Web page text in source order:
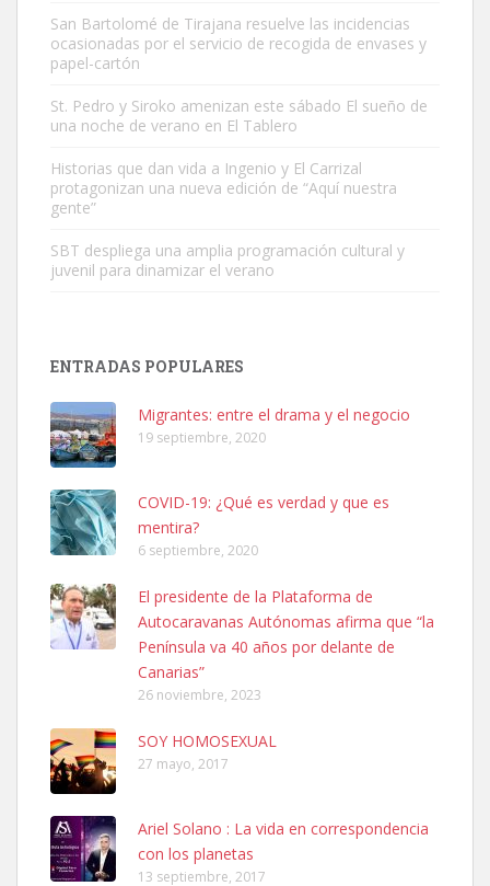
Adopción urgente
Busco adopción responsable para mi perra. Pastor alemán,
Leales.org » Gran Canaria
| 6.7.2025
SHIBA PERDIDO AVDA JOSE MESA Y LOPEZ
PERRO MACHO RAZA SHIBA CON MICROCHIP PERDIDO HOY
Leales.org » Gran Canaria | 6.7.2025
calle, se perdió por la zon...
Leales.org » Gran Canaria | 6.7.2025
San Bartolomé de Tirajana resuelve las incidencias
ocasionadas por el servicio de recogida de envases y
papel-cartón
St. Pedro y Siroko amenizan este sábado El sueño de
una noche de verano en El Tablero
Historias que dan vida a Ingenio y El Carrizal
protagonizan una nueva edición de “Aquí nuestra
gente”
SBT despliega una amplia programación cultural y
juvenil para dinamizar el verano
ENTRADAS POPULARES
Migrantes: entre el drama y el negocio
19 septiembre, 2020
COVID-19: ¿Qué es verdad y que es
mentira?
6 septiembre, 2020
El presidente de la Plataforma de
Autocaravanas Autónomas afirma que “la
Península va 40 años por delante de
Canarias”
26 noviembre, 2023
SOY HOMOSEXUAL
27 mayo, 2017
Ariel Solano : La vida en correspondencia
con los planetas
13 septiembre, 2017